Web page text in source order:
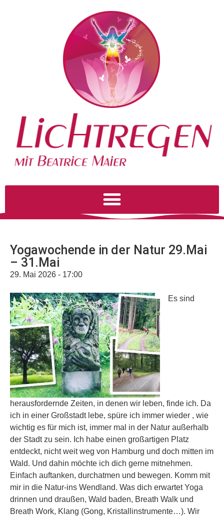
Yogawochende in der Natur 29.Mai
– 31.Mai
29. Mai 2026 - 17:00
Es sind
herausfordernde Zeiten, in denen wir leben, finde ich. Da
ich in einer Großstadt lebe, spüre ich immer wieder , wie
wichtig es für mich ist, immer mal in der Natur außerhalb
der Stadt zu sein. Ich habe einen großartigen Platz
entdeckt, nicht weit weg von Hamburg und doch mitten im
Wald. Und dahin möchte ich dich gerne mitnehmen.
Einfach auftanken, durchatmen und bewegen. Komm mit
mir in die Natur-ins Wendland. Was dich erwartet Yoga
drinnen und draußen, Wald baden, Breath Walk und
Breath Work, Klang (Gong, Kristallinstrumente…). Wir